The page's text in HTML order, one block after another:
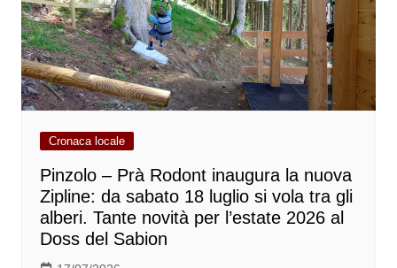
Cronaca locale
Pinzolo – Prà Rodont inaugura la nuova
Zipline: da sabato 18 luglio si vola tra gli
alberi. Tante novità per l’estate 2026 al
Doss del Sabion